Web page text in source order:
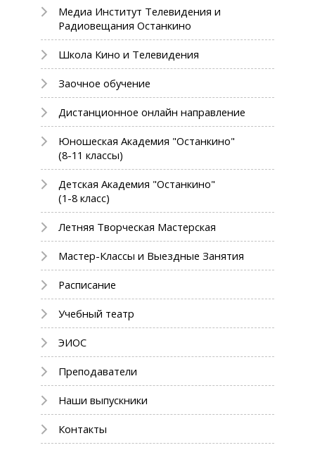
Медиа Институт Телевидения и
Радиовещания Останкино
Школа Кино и Телевидения
Заочное обучение
Дистанционное онлайн направление
Юношеская Академия "Останкино"
(8-11 классы)
Детская Академия "Останкино"
(1-8 класс)
Летняя Творческая Мастерская
Мастер-Классы и Выездные Занятия
Расписание
Учебный театр
ЭИОС
Преподаватели
Наши выпускники
Контакты